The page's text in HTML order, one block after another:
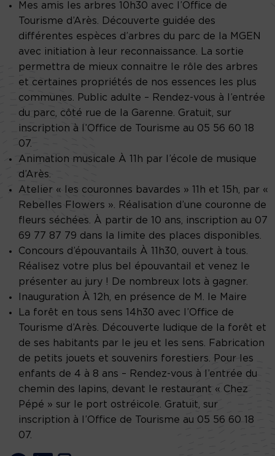
Mes amis les arbres 10h30 avec l’Office de
Tourisme d’Arès. Découverte guidée des
différentes espèces d’arbres du parc de la MGEN
avec initiation à leur reconnaissance. La sortie
permettra de mieux connaitre le rôle des arbres
et certaines propriétés de nos essences les plus
communes. Public adulte – Rendez-vous à l’entrée
du parc, côté rue de la Garenne. Gratuit, sur
inscription à l’Office de Tourisme au 05 56 60 18
07.
Animation musicale À 11h par l’école de musique
d’Arès.
Atelier « les couronnes bavardes » 11h et 15h, par «
Rebelles Flowers ». Réalisation d’une couronne de
fleurs séchées. À partir de 10 ans, inscription au 07
69 77 87 79 dans la limite des places disponibles.
Concours d’épouvantails À 11h30, ouvert à tous.
Réalisez votre plus bel épouvantail et venez le
présenter au jury ! De nombreux lots à gagner.
Inauguration À 12h, en présence de M. le Maire
La forêt en tous sens 14h30 avec l’Office de
Tourisme d’Arès. Découverte ludique de la forêt et
de ses habitants par le jeu et les sens. Fabrication
de petits jouets et souvenirs forestiers. Pour les
enfants de 4 à 8 ans – Rendez-vous à l’entrée du
chemin des lapins, devant le restaurant « Chez
Pépé » sur le port ostréicole. Gratuit, sur
inscription à l’Office de Tourisme au 05 56 60 18
07.